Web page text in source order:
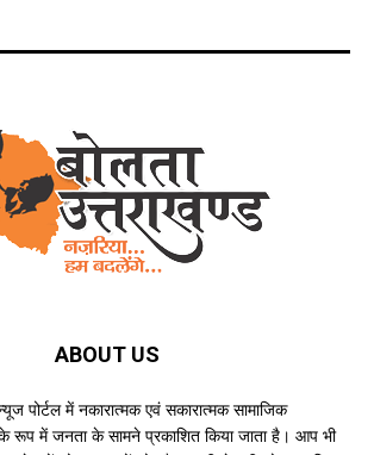
ABOUT US
पोर्टल में नकारात्मक एवं सकारात्मक सामाजिक
के रूप में जनता के सामने प्रकाशित किया जाता है। आप भी